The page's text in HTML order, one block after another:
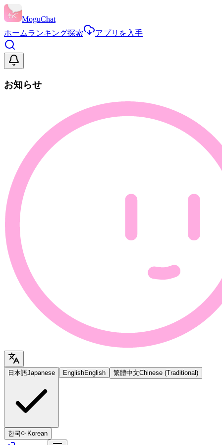
MoguChat
ホームランキング探索 アプリを入手
お知らせ
日本語Japanese EnglishEnglish 繁體中文Chinese (Traditional)
한국어 Korean